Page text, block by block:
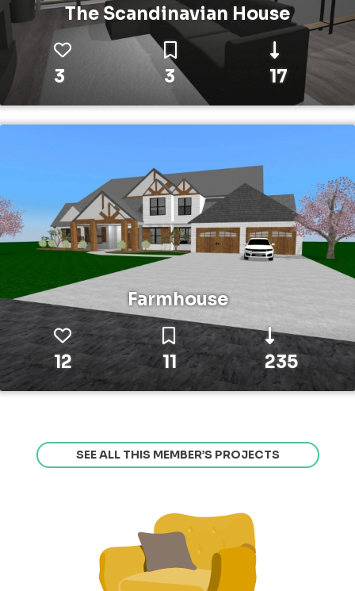
The Scandinavian House
3 3 17
Farmhouse
12 11 235
SEE ALL THIS MEMBER’S PROJECTS